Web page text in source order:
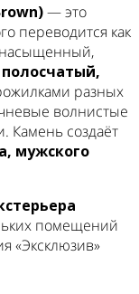
— это
переводится как
полосчатый,
разных
волнистые
Камень создаёт
мужского
помещений
«Эксклюзив»